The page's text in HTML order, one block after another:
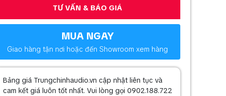
TƯ VẤN & BÁO GIÁ
MUA NGAY
Giao hàng tận nơi hoặc đến Showroom xem hàng
Bảng giá Trungchinhaudio.vn cập nhật liên tục và
cam kết giá luôn tốt nhất. Vui lòng gọi 0902.188.722